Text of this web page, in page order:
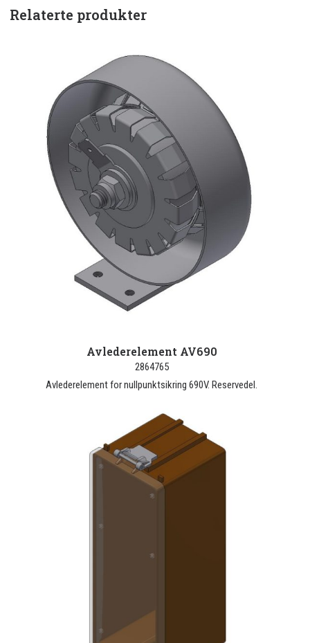
Relaterte produkter
Avlederelement AV690
2864765
Avlederelement for nullpunktsikring 690V. Reservedel.